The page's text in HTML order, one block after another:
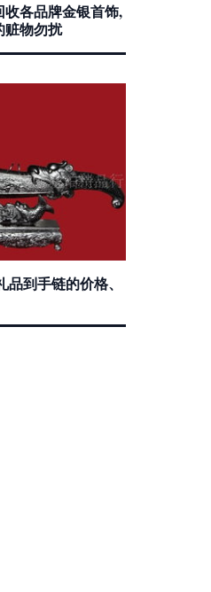
各品牌金银首饰,
赃物勿扰
到手链的价格、